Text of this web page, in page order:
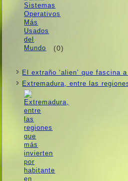
(0)
El extraño ‘alien’ que fascina
Extremadura, entre las